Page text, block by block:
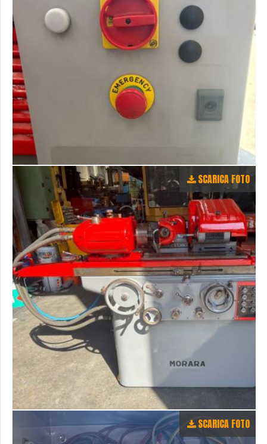
SCARICA FOTO
SCARICA FOTO